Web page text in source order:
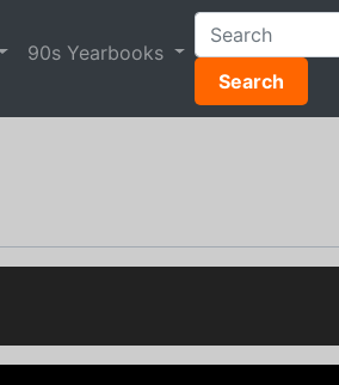
90s Yearbooks
Search